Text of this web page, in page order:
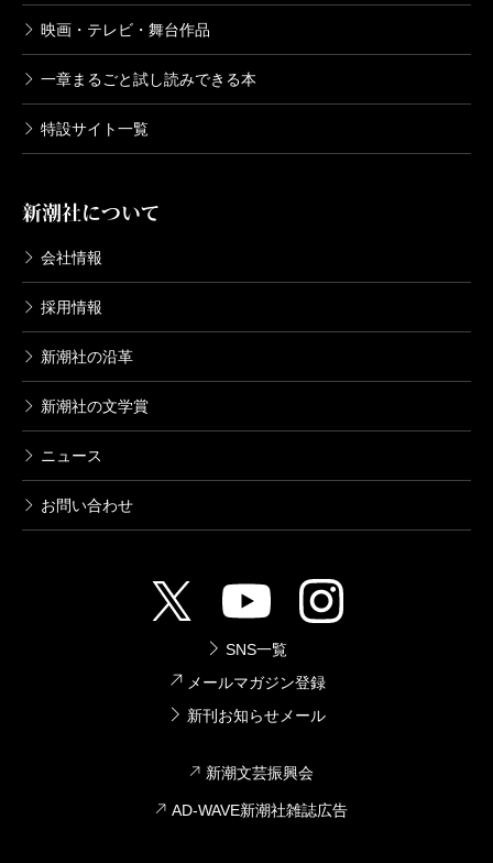
映画・テレビ・舞台作品
一章まるごと試し読みできる本
特設サイト一覧
新潮社について
会社情報
採用情報
新潮社の沿革
新潮社の文学賞
ニュース
お問い合わせ
SNS一覧
メールマガジン登録
新刊お知らせメール
新潮文芸振興会
AD-WAVE新潮社雑誌広告